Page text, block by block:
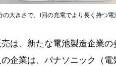
大きさで、1回の充電でより長く持つ
は、新たな電池製造企業
企業は、パナソニック（